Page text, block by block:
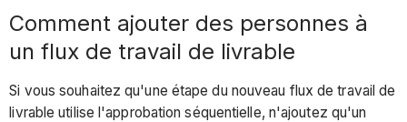
Comment ajouter des personnes à
un flux de travail de livrable
Si vous souhaitez qu'une étape du nouveau flux de travail de
livrable utilise l'approbation séquentielle, n'ajoutez qu'un